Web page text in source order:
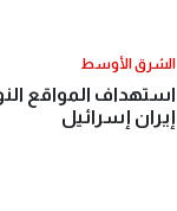
الشرق الأوسط
استهداف المواقع
إيران إسرائيل